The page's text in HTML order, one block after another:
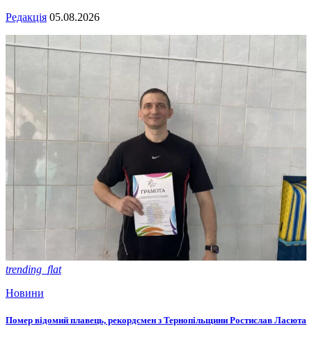
Редакція 05.08.2026
trending_flat
Новини
Помер відомий плавець, рекордсмен з Тернопільщини Ростислав Ласюта